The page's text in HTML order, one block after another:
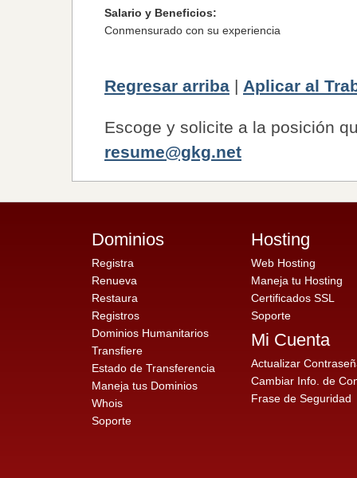
Salario y Beneficios:
Conmensurado con su experiencia
Regresar arriba | Aplicar al
Escoge y solicite a la posición
resume@gkg.net
Dominios
Registra
Renueva
Restaura
Registros
Dominios Humanitarios
Transfiere
Estado de Transferencia
Maneja tus Dominios
Whois
Soporte
Hosting
Web Hosting
Maneja tu Hosting
Certificados SSL
Soporte
Mi Cuenta
Actualizar
Cambiar Info. de
Frase de Seguridad